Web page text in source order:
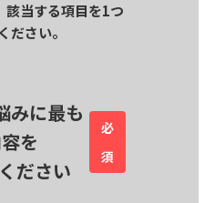
該当する項目を1つ
ださい。
みに最も
を
ださい
必
須